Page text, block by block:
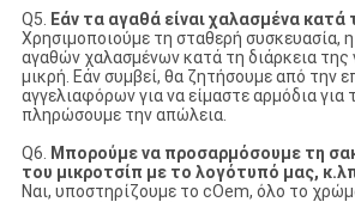
Q5.
Εάν τα αγαθά είναι χαλασμένα
Χρησιμοποιούμε τη σταθερή συσκευασία,
αγαθών χαλασμένων κατά τη διάρκεια της
μικρή. Εάν συμβεί, θα ζητήσουμε από την
αγγελιαφόρων για να είμαστε αρμόδια για
πληρώσουμε την απώλεια.
Q6.
Μπορούμε να προσαρμόσουμε τη
του μικροτσίπ με το λογότυπό μας,
Ναι, υποστηρίζουμε το cOem, όλο το